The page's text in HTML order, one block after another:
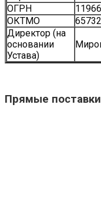
ОГРН
ОКТМО
Директор (на
основании
Устава)
Прямые